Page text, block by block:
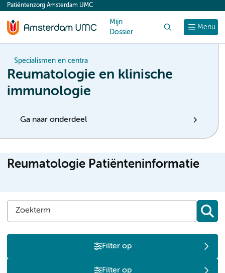
content
Menu
Patiëntenzorg Amsterdam UMC
Mijn
Dossier
Specialismen en centra
Reumatologie en klinische
immunologie
Ga naar onderdeel
Reumatologie Patiënteninformatie
Filter op
Filter op